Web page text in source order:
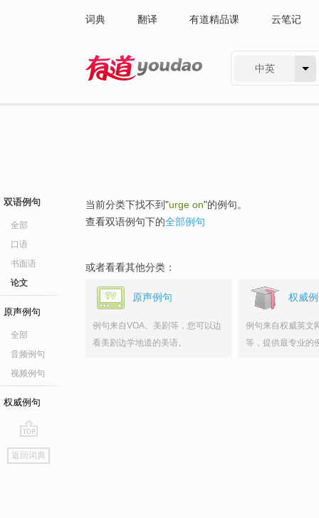
词典 翻译 有道精品课 云笔记
中英
双语例句
全部
口语
书面语
论文
原声例句
全部
音频例句
视频例句
权威例句
go
top
返回词典
当前分类下找不到"urge on"的例句。
查看双语例句下的全部例句
或者看看其他分类：
原声例句
例句来自VOA、美剧等，您可以边
看美剧边学地道的美语。
权威
例句来自权威英文
等，提供最专业的